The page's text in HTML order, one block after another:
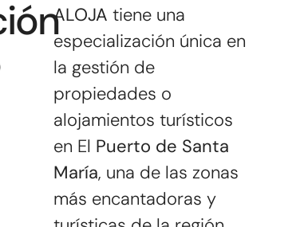
ALOJA tiene una
especialización única en
la gestión de
propiedades o
alojamientos turísticos
en El Puerto de Santa
María, una de las zonas
más encantadoras y